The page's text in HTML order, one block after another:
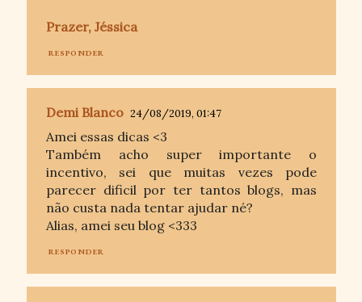
Prazer, Jéssica
RESPONDER
Demi Blanco 24/08/2019, 01:47
Amei essas dicas <3
Também acho super importante o
incentivo, sei que muitas vezes pode
parecer dificil por ter tantos blogs, mas
não custa nada tentar ajudar né?
Alias, amei seu blog <333
RESPONDER